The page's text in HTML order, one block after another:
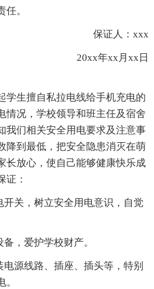
。
保证人：xxx
20xx年xx月xx日
学生擅自私拉电线给手机充电的
情况，学校领导和班主任及宿舍
我们相关安全用电要求及注意事
降到最低，把安全隐患消灭在萌
长放心，使自己能够健康快乐成
证：
开关，树立安全用电意识，自觉
，爱护学校财产。
源线路、插座、插头等，特别